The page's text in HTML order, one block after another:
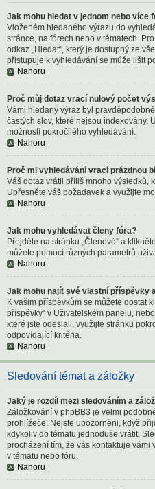
Jak mohu hledat v jednom nebo více
Vloženém hledaného výrazu do
stránce, na fórech nebo v tématech.
odkaz „Hledat“, který je dostupný ze
přistupuje k vyhledávání se může lišit
Nahoru
Proč můj dotaz vrací nulový počet
Vámi hledaný výraz byl
častých slov, které nejsou indexovány.
možností pokročilého vyhledávání.
Nahoru
Proč mi vyhledávání vrací prázdnou
Váš dotaz vrátil příliš mnoho výsledků,
Upřesněte váš požadavek a využijte
Nahoru
Jak mohu vyhledávat členy fóra?
Přejděte na stránku „Členové“ a
můžete pomocí různých parametrů
Nahoru
Jak mohu najít své vlastní příspěvky
K vašim příspěvkům se můžete dostat
příspěvky“ v Uživatelském panelu,
které jste odeslali, využijte stránku
odpovídající kritéria.
Nahoru
Sledování témat a záložky
Jaký je rozdíl mezi sledováním a
Záložkování v phpBB3 je velmi
prohlížeče. Nejste upozorněni, když
kdykoliv do tématu jednoduše vrátit.
procházení tím, že vás kontaktuje
v tématu nebo fóru.
Nahoru